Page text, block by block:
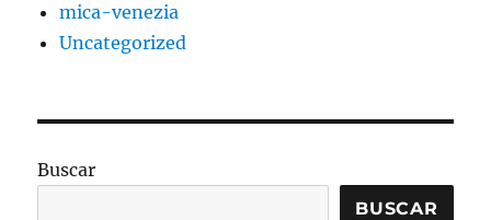
mica-venezia
Uncategorized
Buscar
BUSCAR